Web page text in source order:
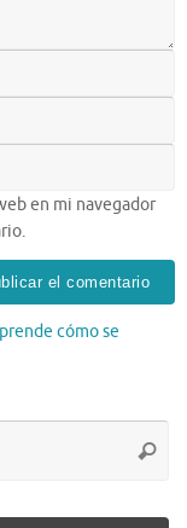
en mi navegador
cómo se